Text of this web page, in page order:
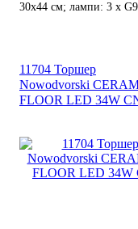
30х44 см; лампи: 3 х
11704 Торшер
Nowodvorski
FLOOR LED 34W